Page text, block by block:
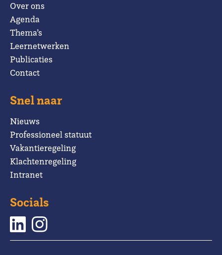
Over ons
Agenda
Thema’s
Leernetwerken
Publicaties
Contact
Snel naar
Nieuws
Professioneel statuut
Vakantieregeling
Klachtenregeling
Intranet
Socials